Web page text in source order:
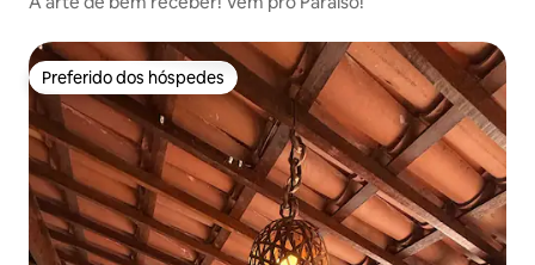
Preferido dos hóspedes
Preferido dos hóspedes